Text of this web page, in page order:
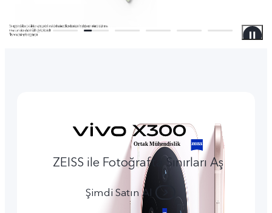
ZEISS ile Fotoğrafta Sınırları Aş
Şimdi Satın Al